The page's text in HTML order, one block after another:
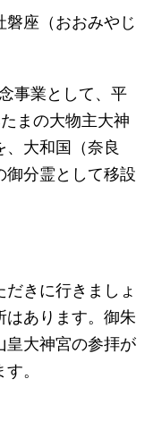
磐座（おおみやじ
事業として、平
まの大物主大神
大和国（奈良
御分霊として移設
きに行きましょ
はあります。御朱
皇大神宮の参拝が
。